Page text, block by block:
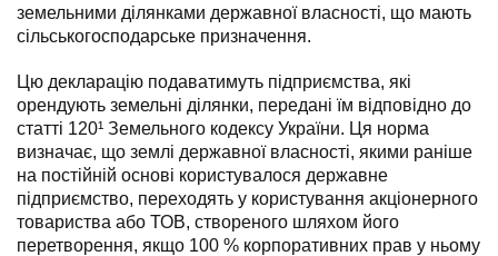
земельними ділянками державної власності, що мають
сільськогосподарське призначення.
Цю декларацію подаватимуть підприємства, які
орендують земельні ділянки, передані їм відповідно до
статті 120¹ Земельного кодексу України. Ця норма
визначає, що землі державної власності, якими раніше
на постійній основі користувалося державне
підприємство, переходять у користування акціонерного
товариства або ТОВ, створеного шляхом його
перетворення, якщо 100 % корпоративних прав у ньому